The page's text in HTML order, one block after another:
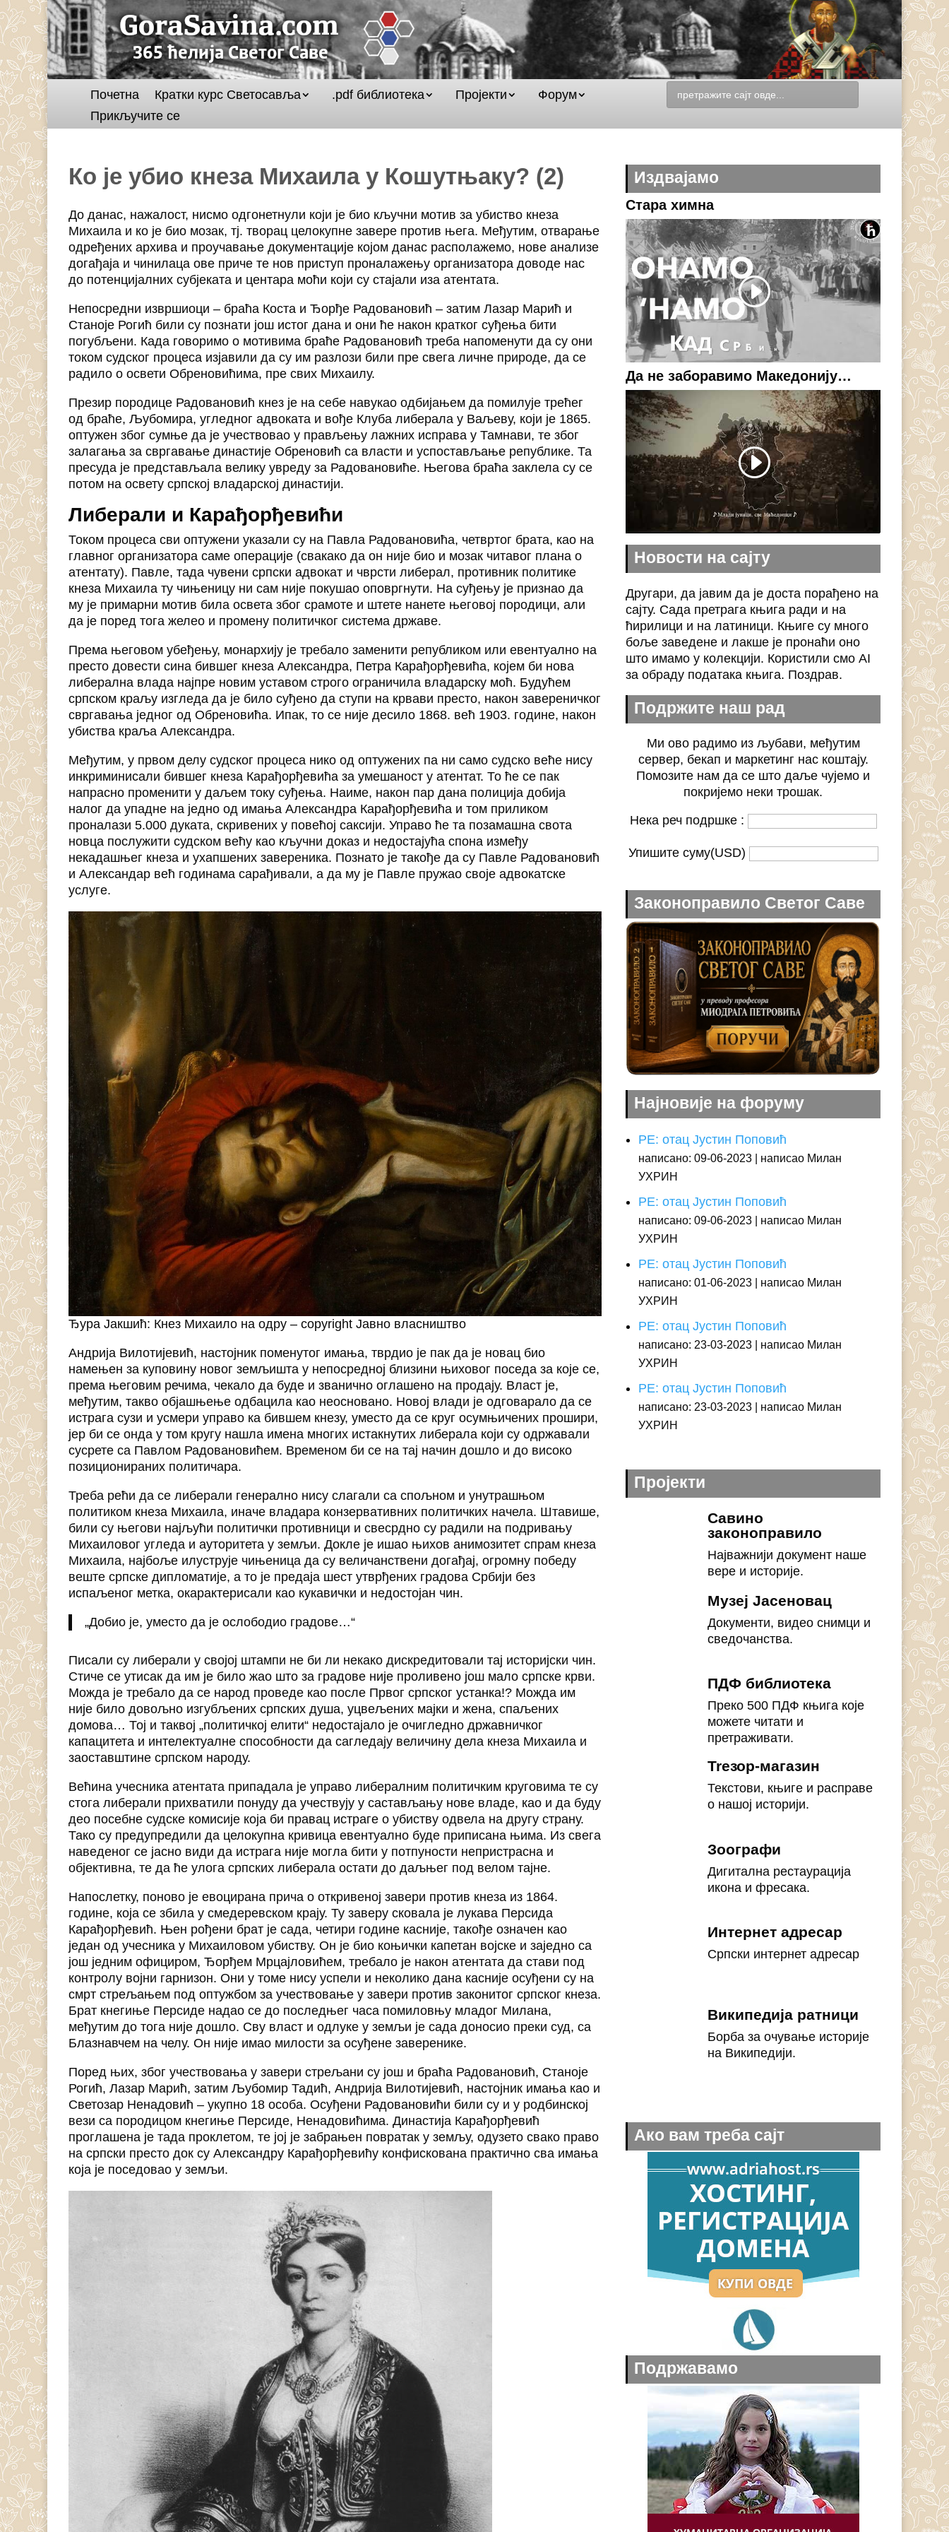
Почетна Кратки курс Светосавља .pdf библиотека Пројекти
Форум
Прикључите се
Ко је убио кнеза Михаила у Кошутњаку? (2)
До данас, нажалост, нисмо одгонетнули који је био кључни мотив за убиство кнеза
Михаила и ко је био мозак, тј. творац целокупне завере против њега. Међутим, отварање
одређених архива и проучавање документације којом данас располажемо, нове анализе
догађаја и чинилаца ове приче те нов приступ проналажењу организатора доводе нас
до потенцијалних субјеката и центара моћи који су стајали иза атентата.
Непосредни извршиоци – браћа Коста и Ђорђе Радовановић – затим Лазар Марић и
Станоје Рогић били су познати још истог дана и они ће након кратког суђења бити
погубљени. Када говоримо о мотивима браће Радовановић треба напоменути да су они
током судског процеса изјавили да су им разлози били пре свега личне природе, да се
радило о освети Обреновићима, пре свих Михаилу.
Презир породице Радовановић кнез је на себе навукао одбијањем да помилује трећег
од браће, Љубомира, угледног адвоката и вође Клуба либерала у Ваљеву, који је 1865.
оптужен због сумње да је учествовао у прављењу лажних исправа у Тамнави, те због
залагања за свргавање династије Обреновић са власти и успостављање републике. Та
пресуда је представљала велику увреду за Радовановиће. Његова браћа заклела су се
потом на освету српској владарској династији.
Либерали и Карађорђевићи
Током процеса сви оптужени указали су на Павла Радовановића, четвртог брата, као на
главног организатора саме операције (свакако да он није био и мозак читавог плана о
атентату). Павле, тада чувени српски адвокат и чврсти либерал, противник политике
кнеза Михаила ту чињеницу ни сам није покушао оповргнути. На суђењу је признао да
му је примарни мотив била освета због срамоте и штете нанете његовој породици, али
да је поред тога желео и промену политичког система државе.
Према његовом убеђењу, монархију је требало заменити републиком или евентуално на
престо довести сина бившег кнеза Александра, Петра Карађорђевића, којем би нова
либерална влада најпре новим уставом строго ограничила владарску моћ. Будућем
српском краљу изгледа да је било суђено да ступи на крвави престо, након завереничког
свргавања једног од Обреновића. Ипак, то се није десило 1868. већ 1903. године, након
убиства краља Александра.
Међутим, у првом делу судског процеса нико од оптужених па ни само судско веће нису
инкриминисали бившег кнеза Карађорђевића за умешаност у атентат. То ће се пак
напрасно променити у даљем току суђења. Наиме, након пар дана полиција добија
налог да упадне на једно од имања Александра Карађорђевића и том приликом
проналази 5.000 дуката, скривених у повећој саксији. Управо ће та позамашна свота
новца послужити судском већу као кључни доказ и недостајућа спона између
некадашњег кнеза и ухапшених завереника. Познато је такође да су Павле Радовановић
и Александар већ годинама сарађивали, а да му је Павле пружао своје адвокатске
услуге.
Ђура Јакшић: Кнез Михаило на одру – copyright Јавно власништво
Андрија Вилотијевић, настојник поменутог имања, тврдио је пак да је новац био
намењен за куповину новог земљишта у непосредној близини њиховог поседа за које се,
према његовим речима, чекало да буде и званично оглашено на продају. Власт је,
међутим, такво објашњење одбацила као неосновано. Новој влади је одговарало да се
истрага сузи и усмери управо ка бившем кнезу, уместо да се круг осумњичених прошири,
јер би се онда у том кругу нашла имена многих истакнутих либерала који су одржавали
сусрете са Павлом Радовановићем. Временом би се на тај начин дошло и до високо
позиционираних политичара.
Треба рећи да се либерали генерално нису слагали са спољном и унутрашњом
политиком кнеза Михаила, иначе владара конзервативних политичких начела. Штавише,
били су његови најљући политички противници и свесрдно су радили на подривању
Михаиловог угледа и ауторитета у земљи. Докле је ишао њихов анимозитет спрам кнеза
Михаила, најбоље илуструје чињеница да су величанствени догађај, огромну победу
веште српске дипломатије, а то је предаја шест утврђених градова Србији без
испаљеног метка, окарактерисали као кукавички и недостојан чин.
„Добио је, уместо да је ослободио градове…“
Писали су либерали у својој штампи не би ли некако дискредитовали тај историјски чин.
Стиче се утисак да им је било жао што за градове није проливено још мало српске крви.
Можда је требало да се народ проведе као после Првог српског устанка!? Можда им
није било довољно изгубљених српских душа, уцвељених мајки и жена, спаљених
домова… Тој и таквој „политичкој елити“ недостајало је очигледно државничког
капацитета и интелектуалне способности да сагледају величину дела кнеза Михаила и
заоставштине српском народу.
Већина учесника атентата припадала је управо либералним политичким круговима те су
стога либерали прихватили понуду да учествују у састављању нове владе, као и да буду
део посебне судске комисије која би правац истраге о убиству одвела на другу страну.
Тако су предупредили да целокупна кривица евентуално буде приписана њима. Из свега
наведеног се јасно види да истрага није могла бити у потпуности непристрасна и
објективна, те да ће улога српских либерала остати до даљњег под велом тајне.
Напослетку, поново је евоцирана прича о откривеној завери против кнеза из 1864.
године, која се збила у смедеревском крају. Ту заверу сковала је лукава Персида
Карађорђевић. Њен рођени брат је сада, четири године касније, такође означен као
један од учесника у Михаиловом убиству. Он је био коњички капетан војске и заједно са
још једним официром, Ђорђем Мрцајловићем, требало је након атентата да стави под
контролу војни гарнизон. Они у томе нису успели и неколико дана касније осуђени су на
смрт стрељањем под оптужбом за учествовање у завери против законитог српског кнеза.
Брат кнегиње Персиде надао се до последњег часа помиловњу младог Милана,
међутим до тога није дошло. Сву власт и одлуке у земљи је сада доносио преки суд, са
Блазнавчем на челу. Он није имао милости за осуђене заверенике.
Поред њих, због учествовања у завери стрељани су још и браћа Радовановић, Станоје
Рогић, Лазар Марић, затим Љубомир Тадић, Андрија Вилотијевић, настојник имања као и
Светозар Ненадовић – укупно 18 особа. Осуђени Радовановићи били су и у родбинској
вези са породицом кнегиње Персиде, Ненадовићима. Династија Карађорђевић
проглашена је тада проклетом, те јој је забрањен повратак у земљу, одузето свако право
на српски престо док су Александру Карађорђевићу конфискована практично сва имања
која је поседовао у земљи.
Издвајамо
Стара химна
Да не заборавимо Македонију…
Новости на сајту
Другари, да јавим да је доста порађено на
сајту. Сада претрага књига ради и на
ћирилици и на латиници. Књиге су много
боље заведене и лакше је пронаћи оно
што имамо у колекцији. Користили смо AI
за обраду података књига. Поздрав.
Подржите наш рад
Ми ово радимо из љубави, међутим
сервер, бекап и маркетинг нас коштају.
Помозите нам да се што даље чујемо и
покријемо неки трошак.
Нека реч подршке :
Упишите суму(USD)
Законоправило Светог Саве
Најновије на форуму
РЕ: отац Јустин Поповић
написано: 09-06-2023
написао Милан
УХРИН
РЕ: отац Јустин Поповић
написано: 09-06-2023
написао Милан
УХРИН
РЕ: отац Јустин Поповић
написано: 01-06-2023
написао Милан
УХРИН
РЕ: отац Јустин Поповић
написано: 23-03-2023
написао Милан
УХРИН
РЕ: отац Јустин Поповић
написано: 23-03-2023
написао Милан
УХРИН
Пројекти
Савино
законоправило
Најважнији документ наше
вере и историје.
Музеј Јасеновац
Документи, видео снимци и
сведочанства.
ПДФ библиотека
Преко 500 ПДФ књига које
можете читати и
претраживати.
Treзор-магазин
Текстови, књиге и расправе
о нашој историји.
Зоографи
Дигитална рестаурација
икона и фресака.
Интернет адресар
Српски интернет адресар
Википедија ратници
Борба за очување историје
на Википедији.
Ако вам треба сајт
Подржавамо